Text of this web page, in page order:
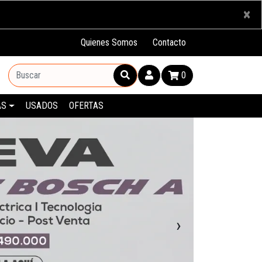
×
Quienes Somos Contacto
0
USADOS OFERTAS
›